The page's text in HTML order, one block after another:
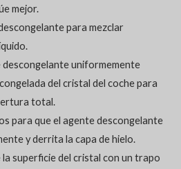
mejor.
para mezclar
descongelante uniformemente
del cristal del coche para
total.
para que el agente descongelante
y derrita la capa de hielo.
la superficie del cristal con un trapo